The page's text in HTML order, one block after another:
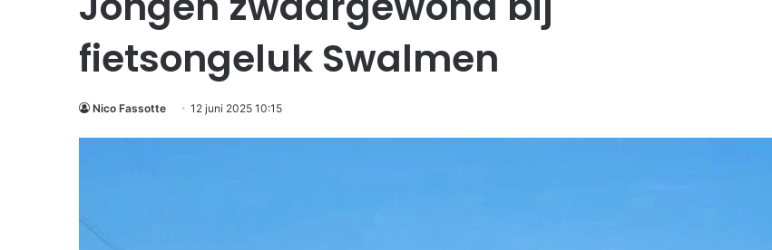
fietsongeluk Swalmen
Nico Fassotte 12 juni 2025 10:15